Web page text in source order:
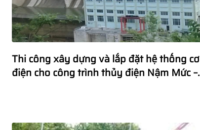
Thi công xây dựng và lắp đặt hệ thống cơ
điện cho công trình thủy điện Nậm Mức –